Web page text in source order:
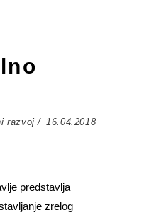
razvoj 16.04.2018
predstavlja
zrelog